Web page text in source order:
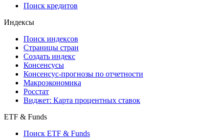
Поиск кредитов
Индексы
Поиск индексов
Страницы стран
Создать индекс
Консенсусы
Консенсус-прогнозы по отчетности
Макроэкономика
Росстат
Виджет: Карта процентных ставок
ETF & Funds
Поиск ETF & Funds